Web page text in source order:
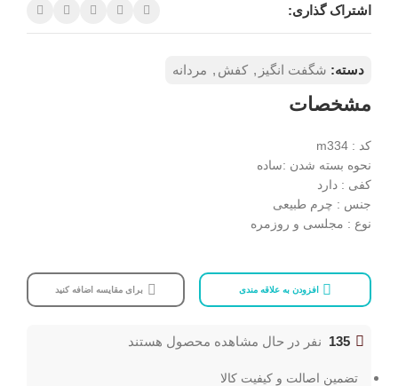
اشتراک گذاری:
دسته: شگفت انگیز , کفش , مردانه
مشخصات
کد : m334
نحوه بسته شدن :ساده
کفی : دارد
جنس : چرم طبیعی
نوع : مجلسی و روزمره
افزودن به علاقه مندی برای مقایسه اضافه کنید
135 نفر در حال مشاهده محصول هستند
تضمین اصالت و کیفیت کالا